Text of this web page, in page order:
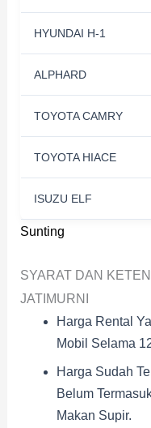
Sunting
HYUNDAI H-1
ALPHARD
TOYOTA CAMRY
TOYOTA HIACE
ISUZU ELF
SYARAT DAN
JATIMURNI
Harga Rental
Mobil Selama
Harga Sudah
Belum
Makan Supir.